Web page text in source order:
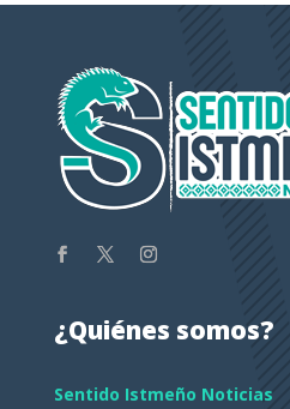
¿Quiénes somos?
Sentido Istmeño Noticias